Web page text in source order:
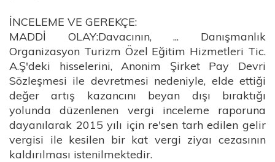
İNCELEME VE GEREKÇE:
MADDİ OLAY:Davacının, ... Danışmanlık
Organizasyon Turizm Özel Eğitim Hizmetleri Tic.
A.Ş'deki hisselerini, Anonim Şirket Pay Devri
Sözleşmesi ile devretmesi nedeniyle, elde ettiği
değer artış kazancını beyan dışı bıraktığı
yolunda düzenlenen vergi inceleme raporuna
dayanılarak 2015 yılı için re'sen tarh edilen gelir
vergisi ile kesilen bir kat vergi ziyaı cezasının
kaldırılması istenilmektedir.